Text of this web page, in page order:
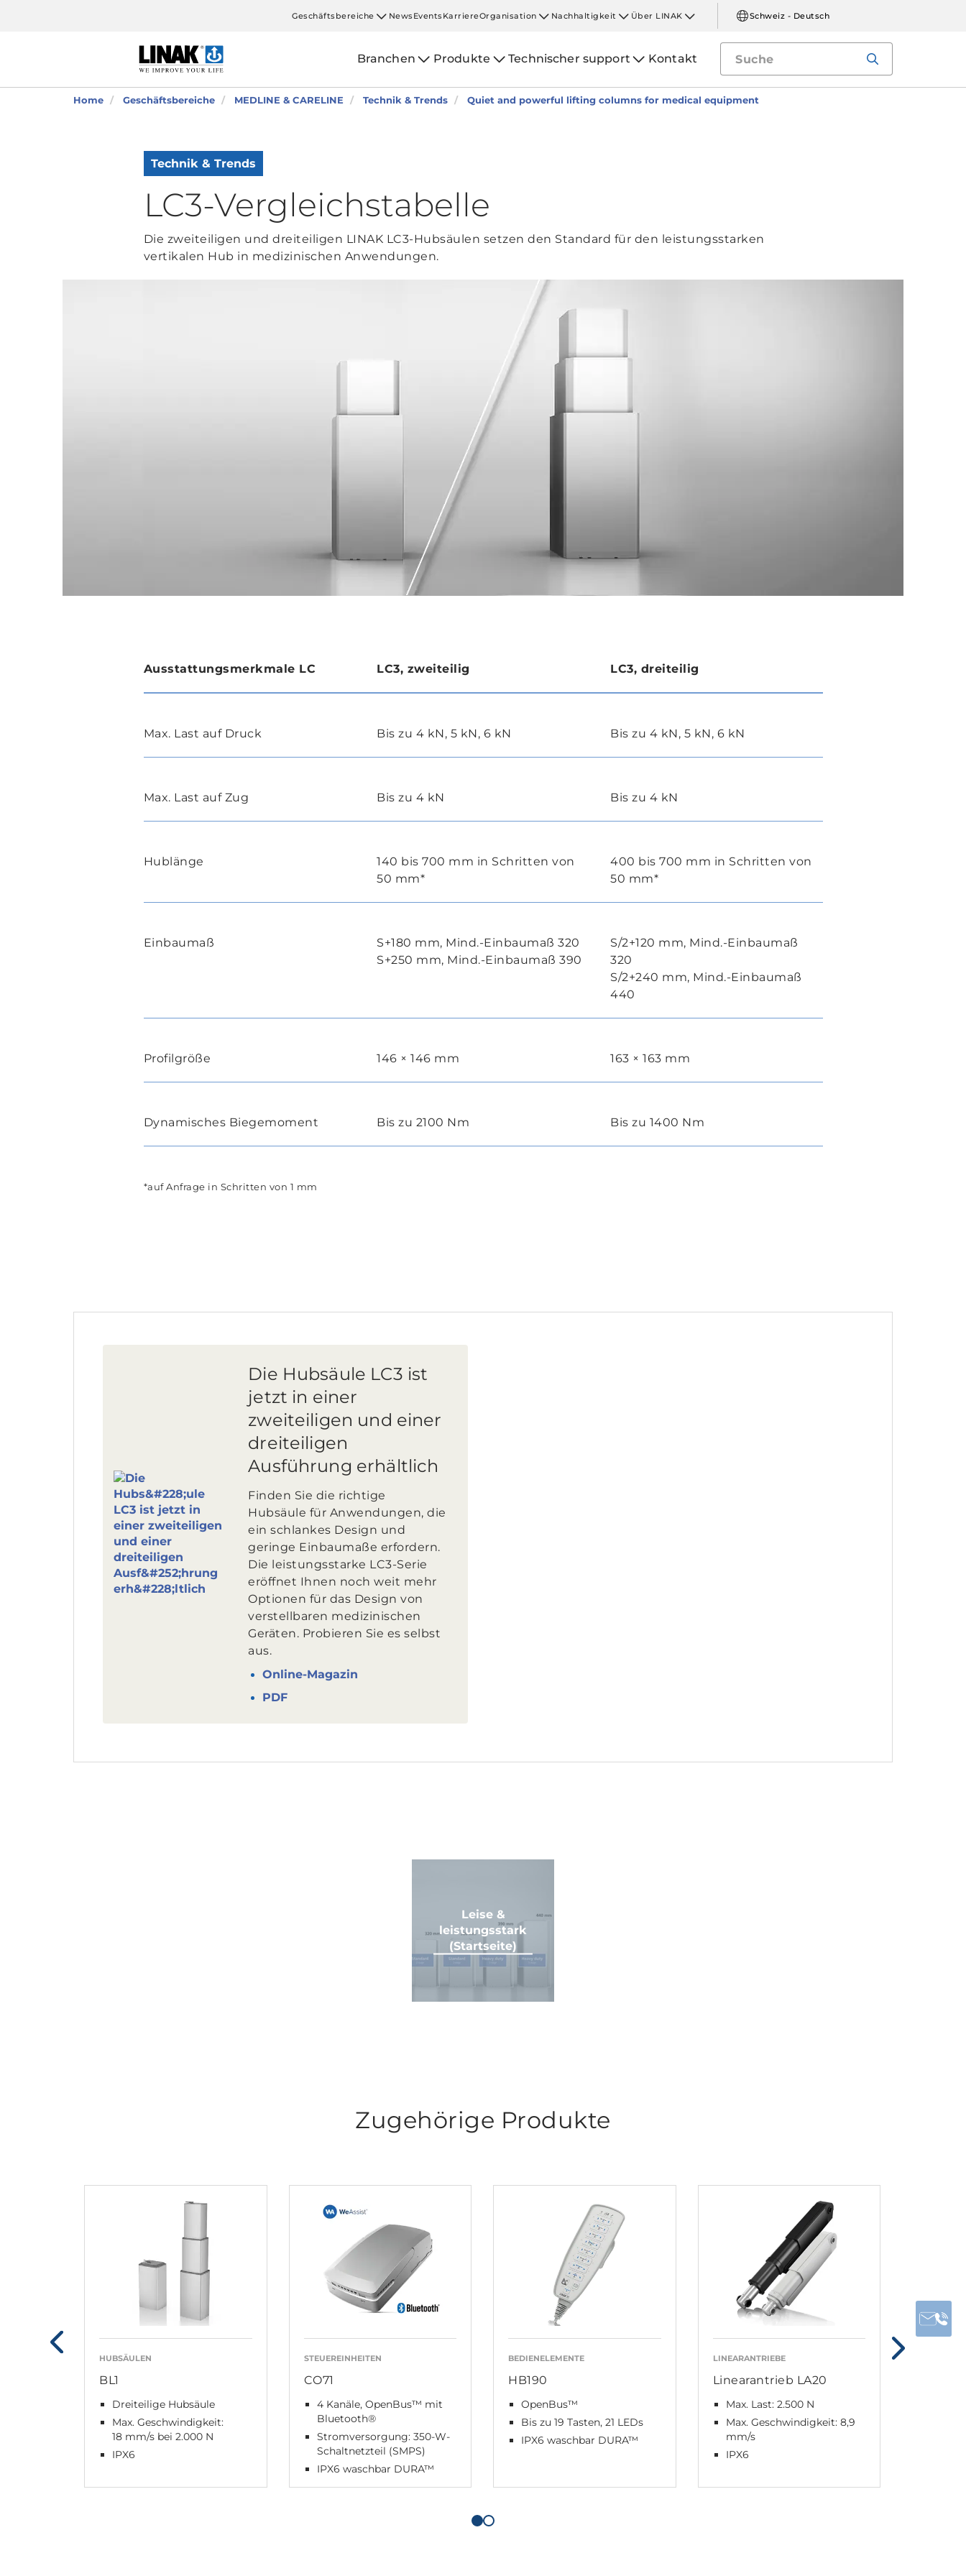
Geschäftsbereiche NewsEventsKarriereOrganisation Nachhaltigkeit Über LINAK Schweiz - Deutsch
Branchen Produkte Technischer support Kontakt
Home Geschäftsbereiche MEDLINE & CARELINE Technik & Trends Quiet and powerful lifting columns for medical equipment
Technik & Trends
LC3-Vergleichstabelle
Die zweiteiligen und dreiteiligen LINAK LC3-Hubsäulen setzen den Standard für den leistungsstarken
vertikalen Hub in medizinischen Anwendungen.
Ausstattungsmerkmale LC LC3, zweiteilig LC3, dreiteilig
Max. Last auf Druck Bis zu 4 kN, 5 kN, 6 kN Bis zu 4 kN, 5 kN, 6 kN
Max. Last auf Zug Bis zu 4 kN Bis zu 4 kN
Hublänge
140 bis 700 mm in Schritten von
50 mm*
400 bis 700 mm in Schritten von
50 mm*
Einbaumaß
S+180 mm, Mind.-Einbaumaß 320
S+250 mm, Mind.-Einbaumaß 390
S/2+120 mm, Mind.-Einbaumaß
320
S/2+240 mm, Mind.-Einbaumaß
440
Profilgröße 146 × 146 mm 163 × 163 mm
Dynamisches Biegemoment Bis zu 2100 Nm Bis zu 1400 Nm
*auf Anfrage in Schritten von 1 mm
Die Hubsäule LC3 ist
jetzt in einer
zweiteiligen und einer
dreiteiligen
Ausführung erhältlich
Finden Sie die richtige
Hubsäule für Anwendungen, die
ein schlankes Design und
geringe Einbaumaße erfordern.
Die leistungsstarke LC3-Serie
eröffnet Ihnen noch weit mehr
Optionen für das Design von
verstellbaren medizinischen
Geräten. Probieren Sie es selbst
aus.
Online-Magazin
PDF
Leise &
leistungsstark
(Startseite)
Zugehörige Produkte
HUBSÄULEN
BL1
Dreiteilige Hubsäule
Max. Geschwindigkeit:
18 mm/s bei 2.000 N
IPX6
STEUEREINHEITEN
CO71
4 Kanäle, OpenBus™ mit
Bluetooth®
Stromversorgung: 350-W-
Schaltnetzteil (SMPS)
IPX6 waschbar DURA™
BEDIENELEMENTE
HB190
OpenBus™
Bis zu 19 Tasten, 21 LEDs
IPX6 waschbar DURA™
LINEARANTRIEBE
Linearantrieb LA20
Max. Last: 2.500 N
Max. Geschwindigkeit: 8,9
mm/s
IPX6